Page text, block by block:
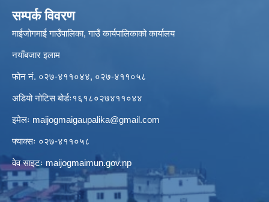
सम्पर्क विवरण
माईजोगमाई गाउँपालिका, गाउँ कार्यपालिकाको कार्यालय
नयाँबजार इलाम
फोन नं. ०२७-४११०४४, ०२७-४११०५८
अडियो नोटिस बोर्डः१६१८०२७४११०४४
इमेलः maijogmaigaupalika@gmail.com
फ्याक्सः ०२७-४११०५८
वेव साइटः maijogmaimun.gov.np